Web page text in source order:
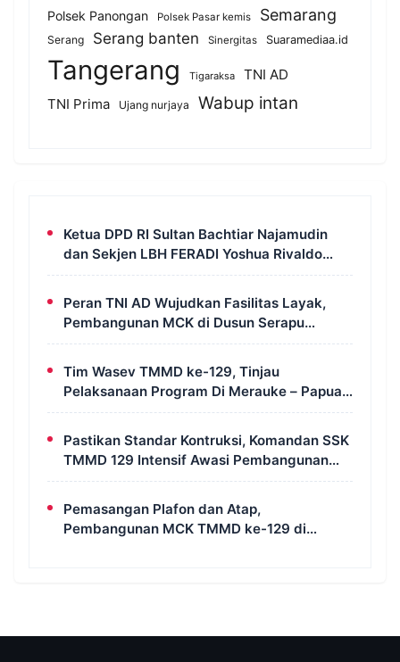
Polsek Panongan Polsek Pasar kemis Semarang
Serang Serang banten Sinergitas Suaramediaa.id
Tangerang Tigaraksa
TNI AD
TNI Prima
Ujang nurjaya Wabup intan
Ketua DPD RI Sultan Bachtiar Najamudin
dan Sekjen LBH FERADI Yoshua Rivaldo
Bahas Geopolitik dan Supremasi Hukum
Peran TNI AD Wujudkan Fasilitas Layak,
Pembangunan MCK di Dusun Serapu
Rampung Dikerjakan
Tim Wasev TMMD ke-129, Tinjau
Pelaksanaan Program Di Merauke – Papua
Selatan
Pastikan Standar Kontruksi, Komandan SSK
TMMD 129 Intensif Awasi Pembangunan
MCK di Wanam
Pemasangan Plafon dan Atap,
Pembangunan MCK TMMD ke-129 di